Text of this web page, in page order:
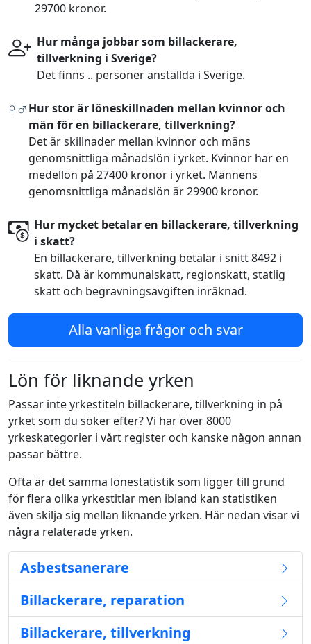
29700 kronor.
Hur många jobbar som billackerare,
tillverkning i Sverige?
Det finns .. personer anställda i Sverige.
Hur stor är löneskillnaden mellan kvinnor och
män för en billackerare, tillverkning?
Det är skillnader mellan kvinnor och mäns
genomsnittliga månadslön i yrket. Kvinnor har en
medellön på 27400 kronor i yrket. Männens
genomsnittliga månadslön är 29900 kronor.
Hur mycket betalar en billackerare, tillverkning
i skatt?
En billackerare, tillverkning betalar i snitt 8492 i
skatt. Då är kommunalskatt, regionskatt, statlig
skatt och begravningsavgiften inräknad.
Alla vanliga frågor och svar
Lön för liknande yrken
Passar inte yrkestiteln billackerare, tillverkning in på
yrket som du söker efter? Vi har över 8000
yrkeskategorier i vårt register och kanske någon annan
passar bättre.
Ofta är det samma lönestatistik som ligger till grund
för flera olika yrkestitlar men ibland kan statistiken
även skilja sig mellan liknande yrken. Här nedan visar vi
några relaterade yrken.
Asbestsanerare
Billackerare, reparation
Billackerare, tillverkning